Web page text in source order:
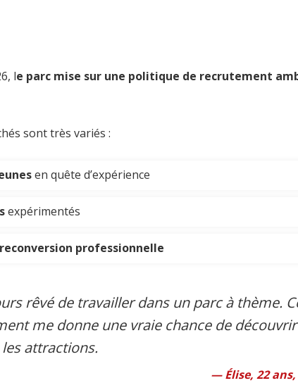
le parc mise sur une politique de recrutement
sont très variés :
en quête d’expérience
expérimentés
professionnelle
rêvé de travailler dans un parc à thème.
me donne une vraie chance de
attractions.
Élise, 22